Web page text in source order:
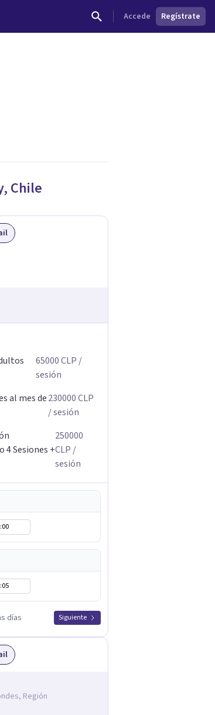
Accede Regístrate
, Chile
65000CLP /
sesión
al mes de230000CLP
/ sesión
4 Sesiones +
250000
CLP /
sesión
días Siguiente
Región